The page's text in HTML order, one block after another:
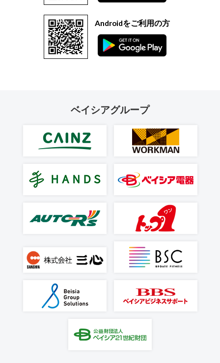
Androidをご利用の方
ベイシアグループ